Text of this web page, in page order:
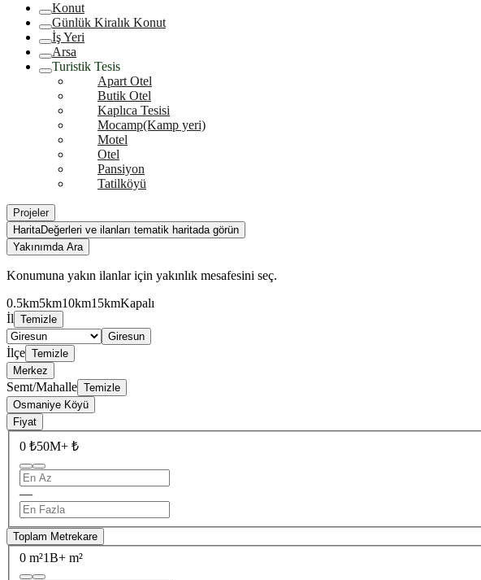
Konut
Günlük Kiralık Konut
İş Yeri
Arsa
Turistik Tesis
Apart Otel
Butik Otel
Kaplıca Tesisi
Mocamp(Kamp yeri)
Motel
Otel
Pansiyon
Tatilköyü
Projeler
HaritaDeğerleri ve ilanları tematik haritada görün
Yakınımda Ara
Konumuna yakın ilanlar için yakınlık mesafesini seç.
0.5km5km10km15kmKapalı
İl Temizle
Giresun
İlçe Temizle
Merkez
Semt/Mahalle Temizle
Osmaniye Köyü
Fiyat
0 ₺50M+ ₺
—
Toplam Metrekare
0 m²1B+ m²